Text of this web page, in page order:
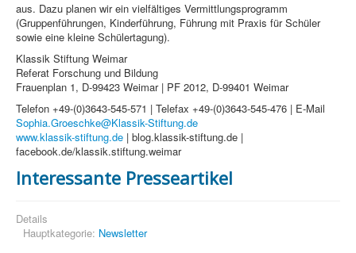
aus. Dazu planen wir ein vielfältiges Vermittlungsprogramm
(Gruppenführungen, Kinderführung, Führung mit Praxis für Schüler
sowie eine kleine Schülertagung).
Klassik Stiftung Weimar
Referat Forschung und Bildung
Frauenplan 1, D-99423 Weimar | PF 2012, D-99401 Weimar
Telefon +49-(0)3643-545-571 | Telefax +49-(0)3643-545-476 | E-Mail
Sophia.Groeschke@Klassik-Stiftung.de
www.klassik-stiftung.de | blog.klassik-stiftung.de |
facebook.de/klassik.stiftung.weimar
Interessante Presseartikel
Details
Hauptkategorie: Newsletter